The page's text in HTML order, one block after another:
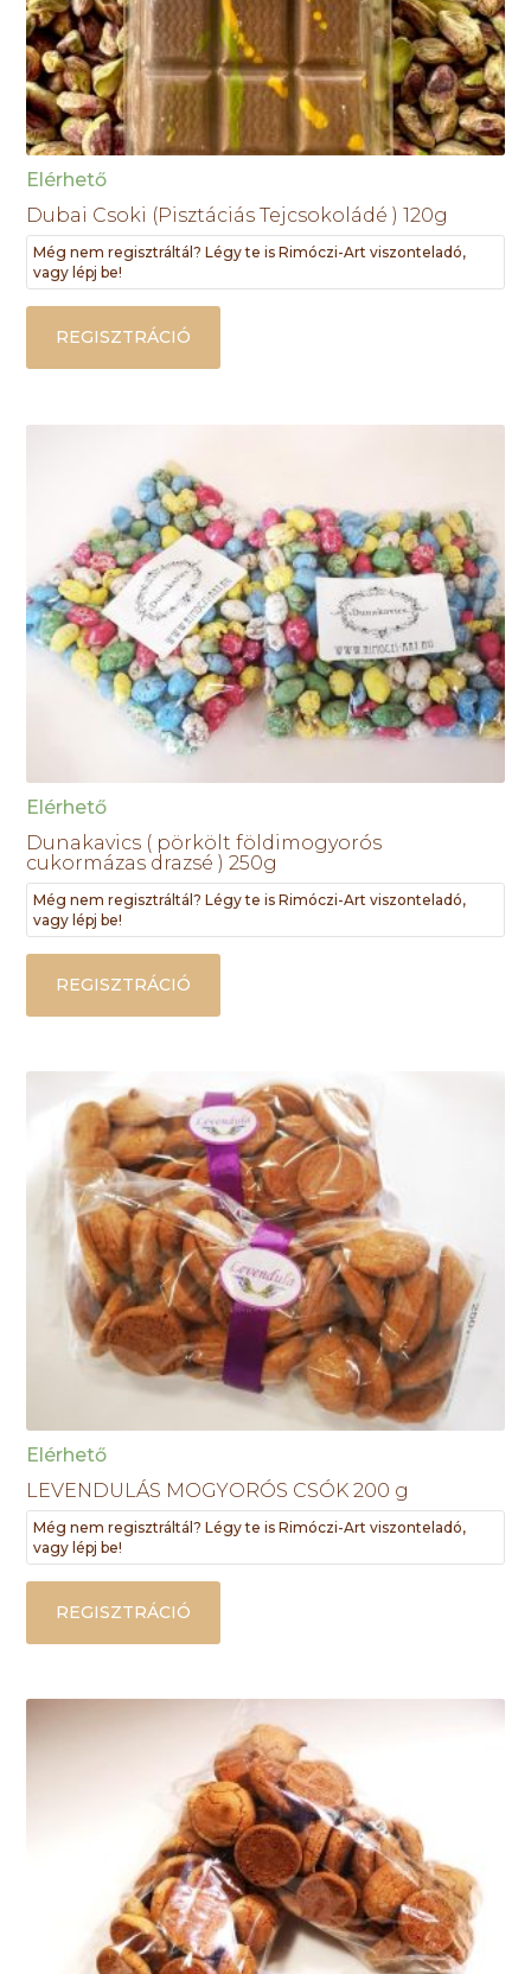
Elérhető
Dubai Csoki (Pisztáciás Tejcsokoládé ) 120g
Még nem regisztráltál? Légy te is Rimóczi-Art viszonteladó,
vagy lépj be!
REGISZTRÁCIÓ
Elérhető
Dunakavics ( pörkölt földimogyorós
cukormázas drazsé ) 250g
Még nem regisztráltál? Légy te is Rimóczi-Art viszonteladó,
vagy lépj be!
REGISZTRÁCIÓ
Elérhető
LEVENDULÁS MOGYORÓS CSÓK 200 g
Még nem regisztráltál? Légy te is Rimóczi-Art viszonteladó,
vagy lépj be!
REGISZTRÁCIÓ